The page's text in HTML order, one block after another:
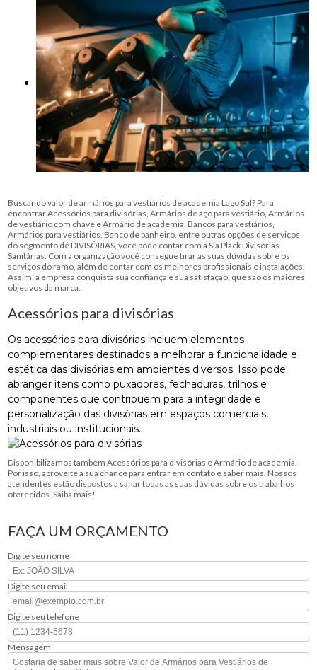
Buscando valor de armários para vestiários de academia Lago Sul? Para
encontrar Acessórios para divisórias, Armários de aço para vestiário, Armários
de vestiário com chave e Armário de academia, Bancos para vestiários,
Armários para vestiários, Banco de banheiro, entre outras opções de serviços
do segmento de DIVISÓRIAS, você pode contar com a Sia Plack Divisórias
Sanitárias. Com a organização você consegue tirar as suas dúvidas sobre os
serviços do ramo, além de contar com os melhores profissionais e instalações.
Assim, a empresa conquista sua confiança e sua satisfação, que são os maiores
objetivos da marca.
Acessórios para divisórias
Os acessórios para divisórias incluem elementos
complementares destinados a melhorar a funcionalidade e
estética das divisórias em ambientes diversos. Isso pode
abranger itens como puxadores, fechaduras, trilhos e
componentes que contribuem para a integridade e
personalização das divisórias em espaços comerciais,
industriais ou institucionais.
Disponibilizamos também Acessórios para divisórias e Armário de academia.
Por isso, aproveite a sua chance para entrar em contato e saber mais. Nossos
atendentes estão dispostos a sanar todas as suas dúvidas sobre os trabalhos
oferecidos. Saiba mais!
FAÇA UM ORÇAMENTO
Digite seu nome
Digite seu email
Digite seu telefone
Mensagem